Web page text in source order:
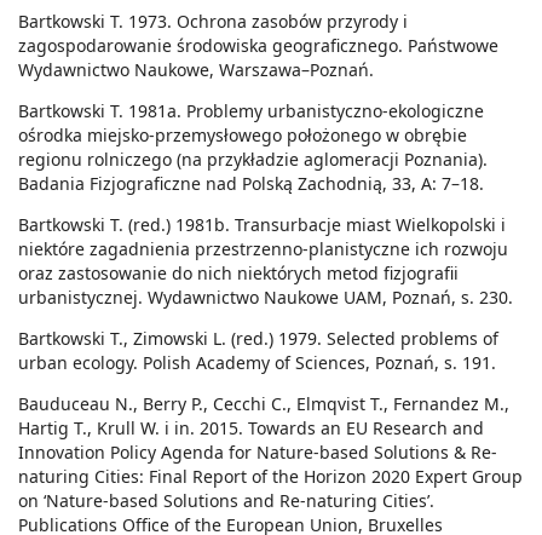
Bartkowski T. 1973. Ochrona zasobów przyrody i
zagospodarowanie środowiska geograficznego. Państwowe
Wydawnictwo Naukowe, Warszawa–Poznań.
Bartkowski T. 1981a. Problemy urbanistyczno-ekologiczne
ośrodka miejsko-przemysłowego położonego w obrębie
regionu rolniczego (na przykładzie aglomeracji Poznania).
Badania Fizjograficzne nad Polską Zachodnią, 33, A: 7–18.
Bartkowski T. (red.) 1981b. Transurbacje miast Wielkopolski i
niektóre zagadnienia przestrzenno-planistyczne ich rozwoju
oraz zastosowanie do nich niektórych metod fizjografii
urbanistycznej. Wydawnictwo Naukowe UAM, Poznań, s. 230.
Bartkowski T., Zimowski L. (red.) 1979. Selected problems of
urban ecology. Polish Academy of Sciences, Poznań, s. 191.
Bauduceau N., Berry P., Cecchi C., Elmqvist T., Fernandez M.,
Hartig T., Krull W. i in. 2015. Towards an EU Research and
Innovation Policy Agenda for Nature-based Solutions & Re-
naturing Cities: Final Report of the Horizon 2020 Expert Group
on ‘Nature-based Solutions and Re-naturing Cities’.
Publications Office of the European Union, Bruxelles